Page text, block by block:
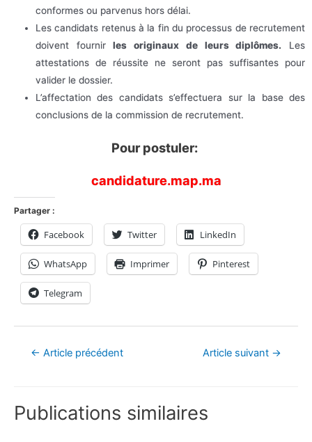
conformes ou parvenus hors délai.
Les candidats retenus à la fin du processus de recrutement
doivent fournirles originaux de leurs diplômes. Les
attestations de réussite ne seront pas suffisantes pour
valider le dossier.
L’affectation des candidats s’effectuera sur la base des
conclusions de la commission de recrutement.
Pour postuler:
candidature.map.ma
Partager :
Facebook Twitter LinkedIn
WhatsApp Imprimer Pinterest
Telegram
← Article précédent Article suivant →
Publications similaires